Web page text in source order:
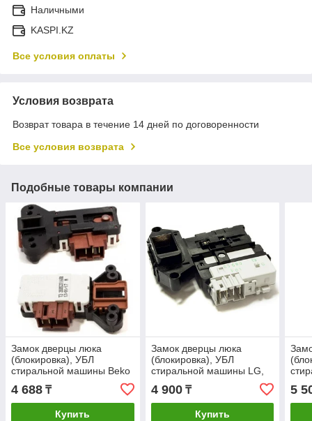
Наличными
KASPI.KZ
Все условия оплаты
Условия возврата
Возврат товара в течение 14 дней по договоренности
Все условия возврата
Подобные товары компании
Замок дверцы люка
(блокировка), УБЛ
стиральной машины Beko
2805310800 2805311700
для Arcelik
4 688 ₸
Купить
Замок дверцы люка
(блокировка), УБЛ
стиральной машины LG,
EBF49827803,
6601ER1004D
4 900₸
Купить
5